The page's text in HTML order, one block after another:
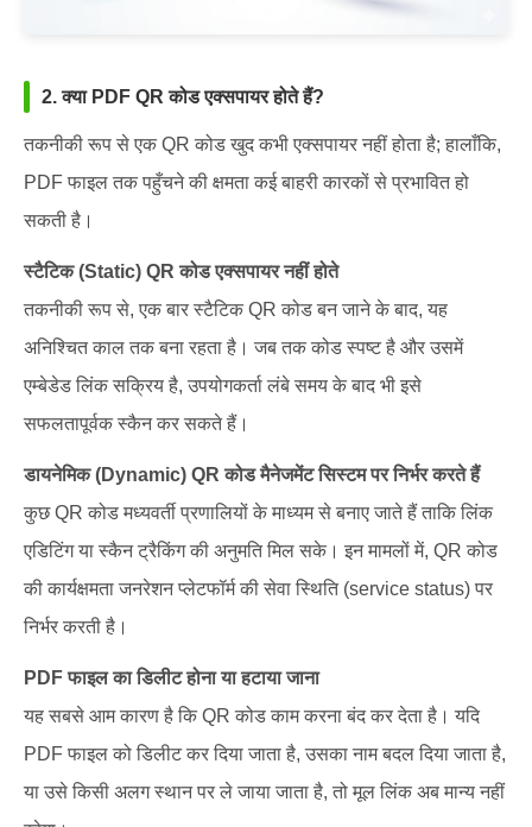
2. क्या PDF QR कोड एक्सपायर होते हैं?
तकनीकी रूप से एक QR कोड खुद कभी एक्सपायर नहीं होता है; हालाँकि,
PDF फाइल तक पहुँचने की क्षमता कई बाहरी कारकों से प्रभावित हो
सकती है।
स्टैटिक (Static) QR कोड एक्सपायर नहीं होते
तकनीकी रूप से, एक बार स्टैटिक QR कोड बन जाने के बाद, यह
अनिश्चित काल तक बना रहता है। जब तक कोड स्पष्ट है और उसमें
एम्बेडेड लिंक सक्रिय है, उपयोगकर्ता लंबे समय के बाद भी इसे
सफलतापूर्वक स्कैन कर सकते हैं।
डायनेमिक (Dynamic) QR कोड मैनेजमेंट सिस्टम पर निर्भर करते हैं
कुछ QR कोड मध्यवर्ती प्रणालियों के माध्यम से बनाए जाते हैं ताकि लिंक
एडिटिंग या स्कैन ट्रैकिंग की अनुमति मिल सके। इन मामलों में, QR कोड
की कार्यक्षमता जनरेशन प्लेटफॉर्म की सेवा स्थिति (service status) पर
निर्भर करती है।
PDF फाइल का डिलीट होना या हटाया जाना
यह सबसे आम कारण है कि QR कोड काम करना बंद कर देता है। यदि
PDF फाइल को डिलीट कर दिया जाता है, उसका नाम बदल दिया जाता है,
या उसे किसी अलग स्थान पर ले जाया जाता है, तो मूल लिंक अब मान्य नहीं